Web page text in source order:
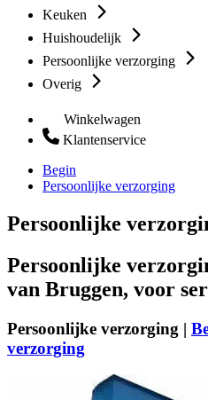
Keuken
Huishoudelijk
Persoonlijke verzorging
Overig
Winkelwagen
Klantenservice
Begin
Persoonlijke verzorging
Persoonlijke
Persoonlijke
van Bruggen, voor
Persoonlijke verzorging |
verzorging